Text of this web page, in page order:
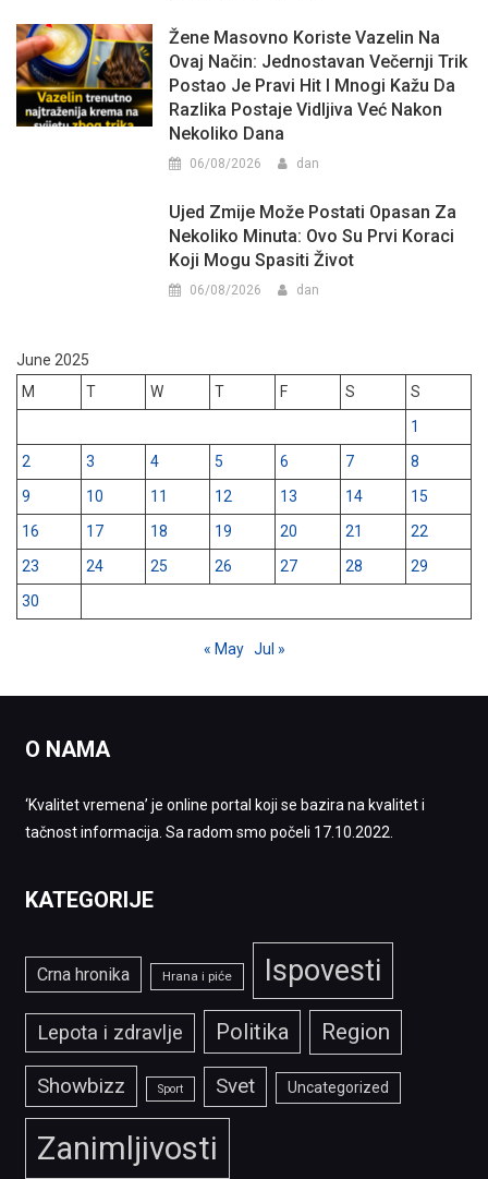
Žene Masovno Koriste Vazelin Na
Ovaj Način: Jednostavan Večernji Trik
Postao Je Pravi Hit I Mnogi Kažu Da
Razlika Postaje Vidljiva Već Nakon
Nekoliko Dana
06/08/2026 dan
Ujed Zmije Može Postati Opasan Za
Nekoliko Minuta: Ovo Su Prvi Koraci
Koji Mogu Spasiti Život
06/08/2026 dan
June 2025
M
T W T F S
S
1
2
3 4 5 6 7
8
9
10 11 12 13 14
15
16
17 18 19 20 21
22
23
24 25 26 27 28
29
30
« May Jul »
O NAMA
‘Kvalitet vremena’ je online portal koji se bazira na kvalitet i
tačnost informacija. Sa radom smo počeli 17.10.2022.
KATEGORIJE
Crna hronika Hrana i piće Ispovesti
Lepota i zdravlje Politika Region
Showbizz Sport Svet Uncategorized
Zanimljivosti